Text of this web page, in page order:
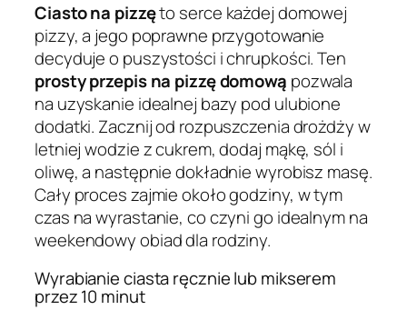
Ciasto na pizzęto serce każdej domowej
pizzy, a jego poprawne przygotowanie
decyduje o puszystości i chrupkości. Ten
prosty przepis na pizzę domową pozwala
na uzyskanie idealnej bazy pod ulubione
dodatki. Zacznij od rozpuszczenia drożdży w
letniej wodzie z cukrem, dodaj mąkę, sól i
oliwę, a następnie dokładnie wyrobisz masę.
Cały proces zajmie około godziny, w tym
czas na wyrastanie, co czyni go idealnym na
weekendowy obiad dla rodziny.
Wyrabianie ciasta ręcznie lub mikserem
przez 10 minut